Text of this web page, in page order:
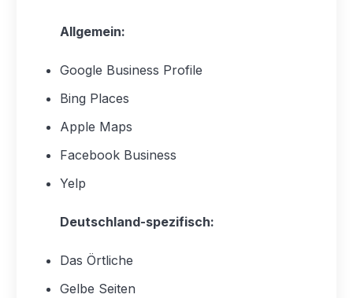
Allgemein:
Google Business Profile
Bing Places
Apple Maps
Facebook Business
Yelp
Deutschland-spezifisch:
Das Örtliche
Gelbe Seiten